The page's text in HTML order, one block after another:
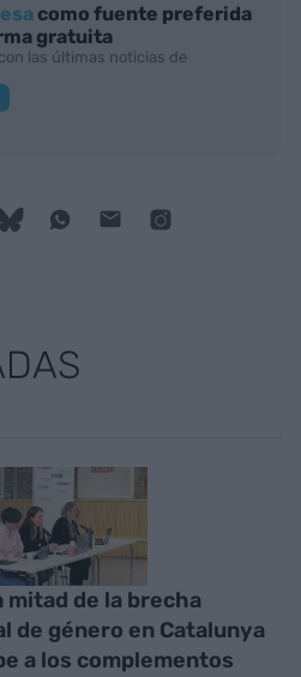
como fuente preferida
gratuita
las últimas noticias de
mitad de la brecha
de género en Catalunya
a los complementos